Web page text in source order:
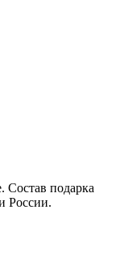
Состав подарка
России.